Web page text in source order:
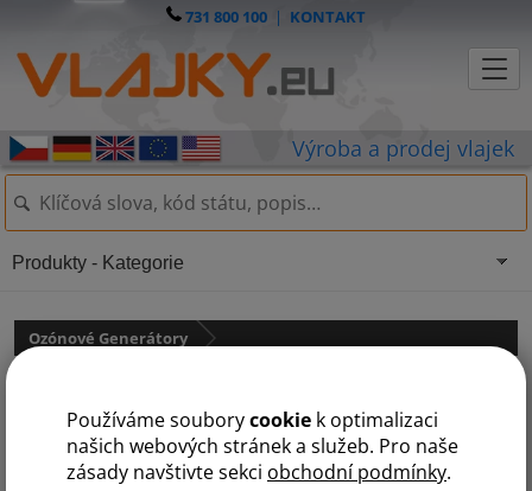
Používáme souborycookie k optimalizaci
našich webových stránek a služeb. Pro naše
zásady navštivte sekci obchodní podmínky.
731 800 100 | KONTAKT
Ozónové Generátory
Produkty - Kategorie